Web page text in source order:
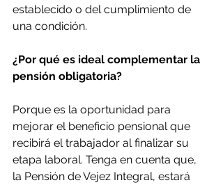
establecido o del cumplimiento de
una condición.
¿Por qué es ideal complementar la
pensión obligatoria?
Porque es la oportunidad para
mejorar el beneficio pensional que
recibirá el trabajador al finalizar su
etapa laboral. Tenga en cuenta que,
la Pensión de Vejez Integral, estará